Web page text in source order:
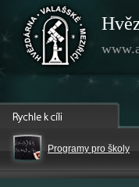
Programy pro školy